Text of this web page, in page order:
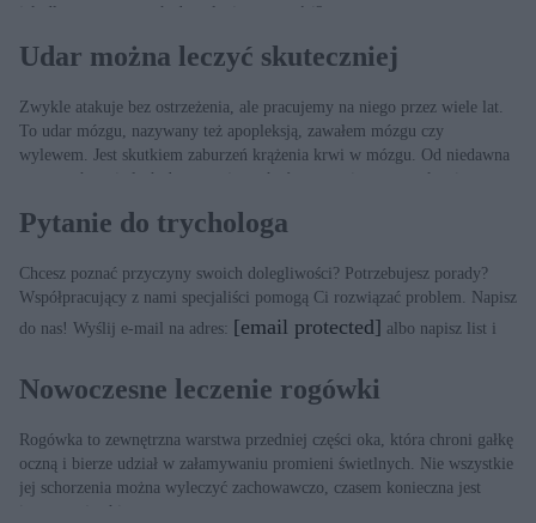
jak długo trwa powrót do pełnej sprawności?
Udar można leczyć skuteczniej
Zwykle atakuje bez ostrzeżenia, ale pracujemy na niego przez wiele lat.
To udar mózgu, nazywany też apopleksją, zawałem mózgu czy
wylewem. Jest skutkiem zaburzeń krążenia krwi w mózgu. Od niedawna
w naszych szpitalach dostępna jest, choć w ograniczonym zakresie, nowa,
Pytanie do trychologa
Chcesz poznać przyczyny swoich dolegliwości? Potrzebujesz porady?
Współpracujący z nami specjaliści pomogą Ci rozwiązać problem. Napisz
do nas! Wyślij e-mail na adres: [email protected] albo napisz list i
Warszawa
Nowoczesne leczenie rogówki
Rogówka to zewnętrzna warstwa przedniej części oka, która chroni gałkę
oczną i bierze udział w załamywaniu promieni świetlnych. Nie wszystkie
jej schorzenia można wyleczyć zachowawczo, czasem konieczna jest
interwencja chirurga.